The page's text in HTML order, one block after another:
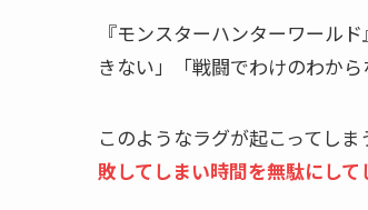
『モンスターハンターワール
きない」「戦闘でわけのわか
このようなラグが起こってしま
敗してしまい時間を無駄にして